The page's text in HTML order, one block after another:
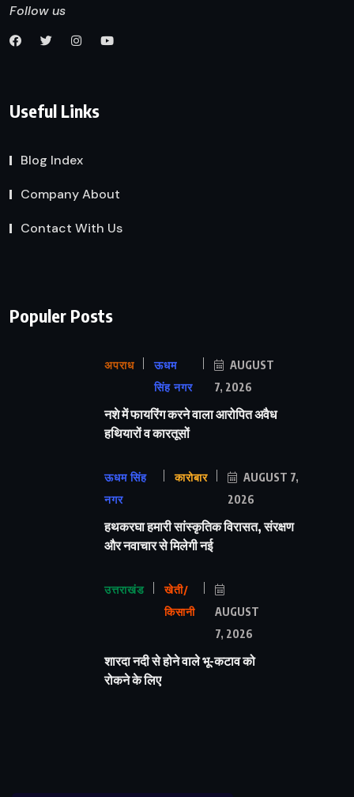
Follow us
Useful Links
Blog Index
Company About
Contact With Us
Populer Posts
अपराध
ऊधम
सिंह नगर
AUGUST
7, 2026
नशे में फायरिंग करने वाला आरोपित अवैध
हथियारों व कारतूसों
ऊधम सिंह
नगर
कारोबार
AUGUST 7,
2026
हथकरघा हमारी सांस्कृतिक विरासत, संरक्षण
और नवाचार से मिलेगी नई
उत्तराखंड
खेती/
किसानी
AUGUST
7, 2026
शारदा नदी से होने वाले भू-कटाव को
रोकने के लिए